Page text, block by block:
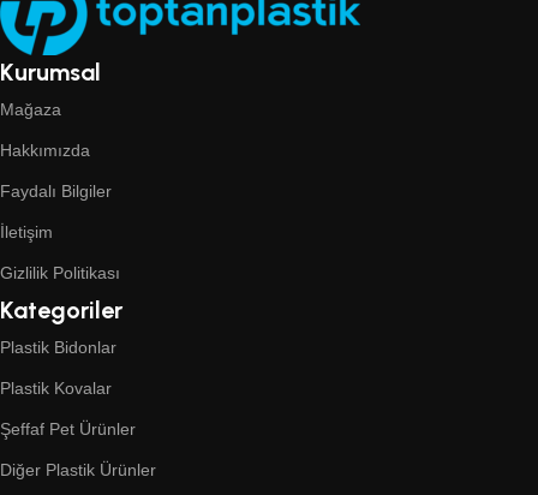
Kurumsal
Mağaza
Hakkımızda
Faydalı Bilgiler
İletişim
Gizlilik Politikası
Kategoriler
Plastik Bidonlar
Plastik Kovalar
Şeffaf Pet Ürünler
Diğer Plastik Ürünler